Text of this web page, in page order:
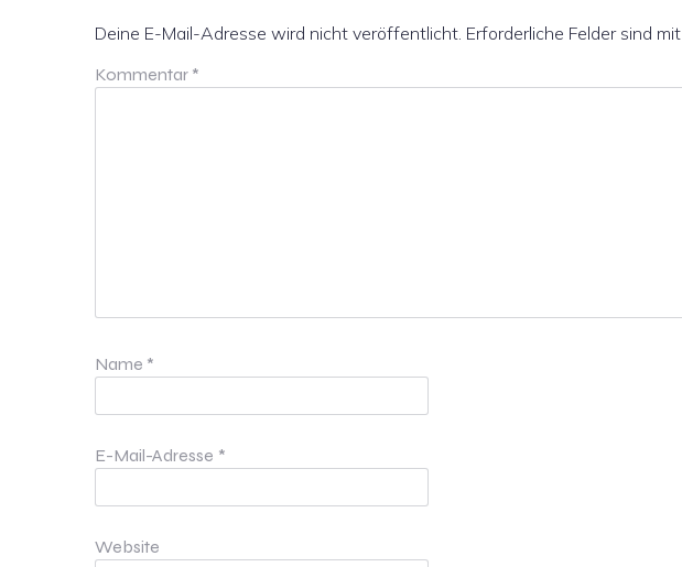
Deine E-Mail-Adresse wird nicht veröffentlicht. Erforderliche Felder sind mit
Kommentar *
Name *
E-Mail-Adresse *
Website